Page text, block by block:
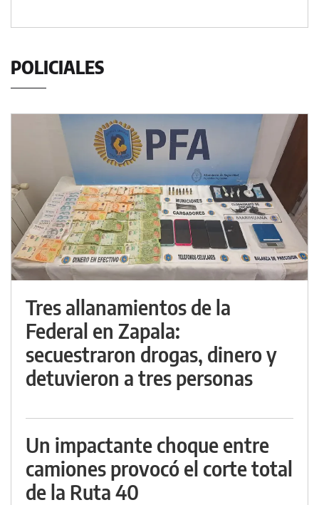
POLICIALES
Tres allanamientos de la
Federal en Zapala:
secuestraron drogas, dinero y
detuvieron a tres personas
Un impactante choque entre
camiones provocó el corte total
de la Ruta 40